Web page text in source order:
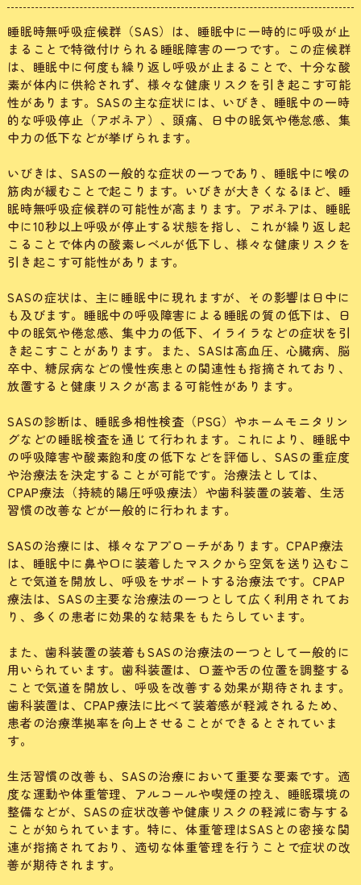
睡眠時無呼吸症候群（SAS）は、睡眠中に一時的に呼吸が止
まることで特徴付けられる睡眠障害の一つです。この症候群
は、睡眠中に何度も繰り返し呼吸が止まることで、十分な酸
素が体内に供給されず、様々な健康リスクを引き起こす可能
性があります。SASの主な症状には、いびき、睡眠中の一時
的な呼吸停止（アポネア）、頭痛、日中の眠気や倦怠感、集
中力の低下などが挙げられます。
いびきは、SASの一般的な症状の一つであり、睡眠中に喉の
筋肉が緩むことで起こります。いびきが大きくなるほど、睡
眠時無呼吸症候群の可能性が高まります。アポネアは、睡眠
中に10秒以上呼吸が停止する状態を指し、これが繰り返し起
こることで体内の酸素レベルが低下し、様々な健康リスクを
引き起こす可能性があります。
SASの症状は、主に睡眠中に現れますが、その影響は日中に
も及びます。睡眠中の呼吸障害による睡眠の質の低下は、日
中の眠気や倦怠感、集中力の低下、イライラなどの症状を引
き起こすことがあります。また、SASは高血圧、心臓病、脳
卒中、糖尿病などの慢性疾患との関連性も指摘されており、
放置すると健康リスクが高まる可能性があります。
SASの診断は、睡眠多相性検査（PSG）やホームモニタリン
グなどの睡眠検査を通じて行われます。これにより、睡眠中
の呼吸障害や酸素飽和度の低下などを評価し、SASの重症度
や治療法を決定することが可能です。治療法としては、
CPAP療法（持続的陽圧呼吸療法）や歯科装置の装着、生活
習慣の改善などが一般的に行われます。
SASの治療には、様々なアプローチがあります。CPAP療法
は、睡眠中に鼻や口に装着したマスクから空気を送り込むこ
とで気道を開放し、呼吸をサポートする治療法です。CPAP
療法は、SASの主要な治療法の一つとして広く利用されてお
り、多くの患者に効果的な結果をもたらしています。
また、歯科装置の装着もSASの治療法の一つとして一般的に
用いられています。歯科装置は、口蓋や舌の位置を調整する
ことで気道を開放し、呼吸を改善する効果が期待されます。
歯科装置は、CPAP療法に比べて装着感が軽減されるため、
患者の治療準拠率を向上させることができるとされていま
す。
生活習慣の改善も、SASの治療において重要な要素です。適
度な運動や体重管理、アルコールや喫煙の控え、睡眠環境の
整備などが、SASの症状改善や健康リスクの軽減に寄与する
ことが知られています。特に、体重管理はSASとの密接な関
連が指摘されており、適切な体重管理を行うことで症状の改
善が期待されます。